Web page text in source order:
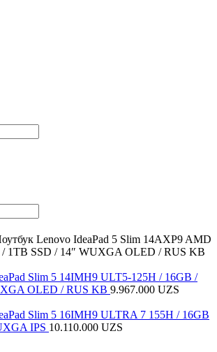
Lenovo IdeaPad 5 Slim 14AXP9 AMD
/ 1TB SSD / 14″ WUXGA OLED / RUS KB
Slim 5 14IMH9 ULT5-125H / 16GB /
OLED / RUS KB 9.967.000 UZS
Slim 5 16IMH9 ULTRA 7 155H / 16GB
IPS 10.110.000 UZS